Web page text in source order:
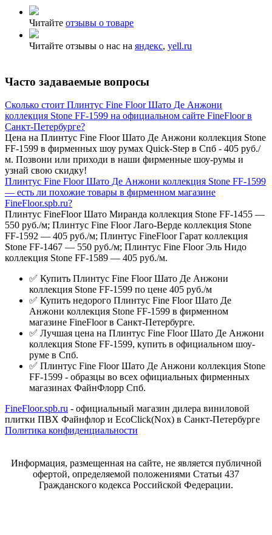
Читайте отзывы о товаре
Читайте отзывы о нас на яндекс, yell.ru
Часто задаваемые вопросы
Сколько стоит Плинтус Fine Floor Шато Де Анжони
коллекция Stone FF-1599 на официальном сайте FineFloor в
Санкт-Петербурге?
Цена на Плинтус Fine Floor Шато Де Анжони коллекция Stone
FF-1599 в фирменных шоу румах Quick-Step в Спб - 405 руб./
м. Позвони или приходи в наши фирменные шоу-румы и
узнай свою скидку!
Плинтус Fine Floor Шато Де Анжони коллекция Stone FF-1599
— есть ли похожие товары в фирменном магазине
FineFloor.spb.ru?
Плинтус FineFloor Шато Миранда коллекция Stone FF-1455 —
550 руб./м; Плинтус Fine Floor Лаго-Верде коллекция Stone
FF-1592 — 405 руб./м; Плинтус FineFloor Гарат коллекция
Stone FF-1467 — 550 руб./м; Плинтус Fine Floor Эль Нидо
коллекция Stone FF-1589 — 405 руб./м.
✅ Купить Плинтус Fine Floor Шато Де Анжони
коллекция Stone FF-1599 по цене 405 руб./м
✅ Купить недорого Плинтус Fine Floor Шато Де
Анжони коллекция Stone FF-1599 в фирменном
магазине FineFloor в Санкт-Петербурге.
✅ Лучшая цена на Плинтус Fine Floor Шато Де Анжони
коллекция Stone FF-1599, купить в официальном шоу-
руме в Спб.
✅ Плинтус Fine Floor Шато Де Анжони коллекция Stone
FF-1599 - образцы во всех официальных фирменных
магазинах ФайнФлорр Спб.
FineFloor.spb.ru - официальный магазин дилера виниловой
плитки ПВХ Файнфлор и EcoClick(Nox) в Санкт-Петербурге
Политика конфиденциальности
Информация, размещенная на сайте, не является публичной
офертой, определяемой положениями Статьи 437
Гражданского кодекса Российской Федерации.